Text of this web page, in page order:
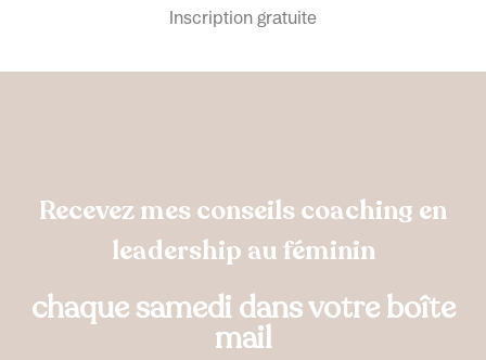
Inscription gratuite
Recevez mes conseils coaching en
leadership au féminin
chaque samedi dans votre boîte
mail